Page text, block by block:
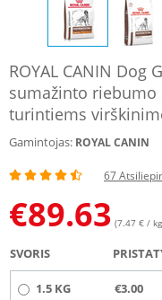
ROYAL CANIN Dog
sumažinto riebumo
turintiems
Gamintojas: ROYAL CANIN
67
€89.63 (7.47 € /
SVORIS
1.5 KG €3.00